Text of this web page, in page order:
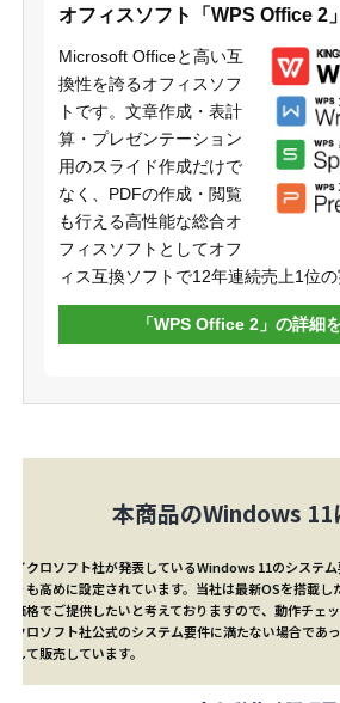
オフィスソフト「WPS Office 2」
Microsoft Officeと高い互
換性を誇るオフィスソフ
トです。文章作成・表計
算・プレゼンテーション
用のスライド作成だけで
なく、PDFの作成・閲覧
も行える高性能な総合オ
フィスソフトとしてオフ
ィス互換ソフトで12年連続売上1位の
「WPS Office 2」の詳細
本商品のWindows 11
マイクロソフト社が発表しているWindows 11のシステ
よりも高めに設定されています。当社は最新OSを搭載し
な価格でご提供したいと考えておりますので、動作チェ
イクロソフト社公式のシステム要件に満たない場合であ
ルして販売しています。